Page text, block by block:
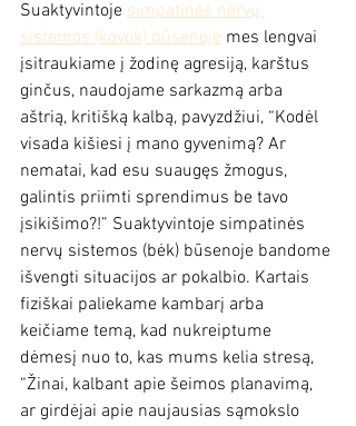
Suaktyvintoje simpatinės nervų
sistemos (kovok) būsenoje mes lengvai
įsitraukiame į žodinę agresiją, karštus
ginčus, naudojame sarkazmą arba
aštrią, kritišką kalbą, pavyzdžiui, “Kodėl
visada kišiesi į mano gyvenimą? Ar
nematai, kad esu suaugęs žmogus,
galintis priimti sprendimus be tavo
įsikišimo?!” Suaktyvintoje simpatinės
nervų sistemos (bėk) būsenoje bandome
išvengti situacijos ar pokalbio. Kartais
fiziškai paliekame kambarį arba
keičiame temą, kad nukreiptume
dėmesį nuo to, kas mums kelia stresą,
“Žinai, kalbant apie šeimos planavimą,
ar girdėjai apie naujausias sąmokslo